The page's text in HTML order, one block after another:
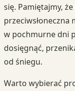
się. Pamiętajmy,
przeciwsłoneczna
w pochmurne dni
dosięgnąć,
od śniegu.
Warto wybierać